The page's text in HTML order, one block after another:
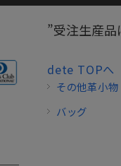
”受注生産
dete TOPへ
その他革小物
バッグ